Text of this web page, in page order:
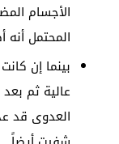
الأجسام
المحتمل
بينما إن
عالية ثم
العدوى قد